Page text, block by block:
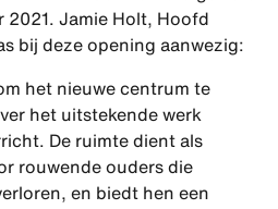
2021. Jamie Holt, Hoofd
bij deze opening aanwezig:
het nieuwe centrum te
het uitstekende werk
De ruimte dient als
rouwende ouders die
en biedt hen een